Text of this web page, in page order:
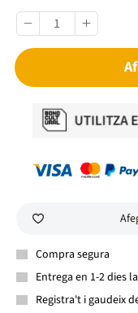
Compra segura
Entrega en 1-2 dies
Registra't i gaudeix